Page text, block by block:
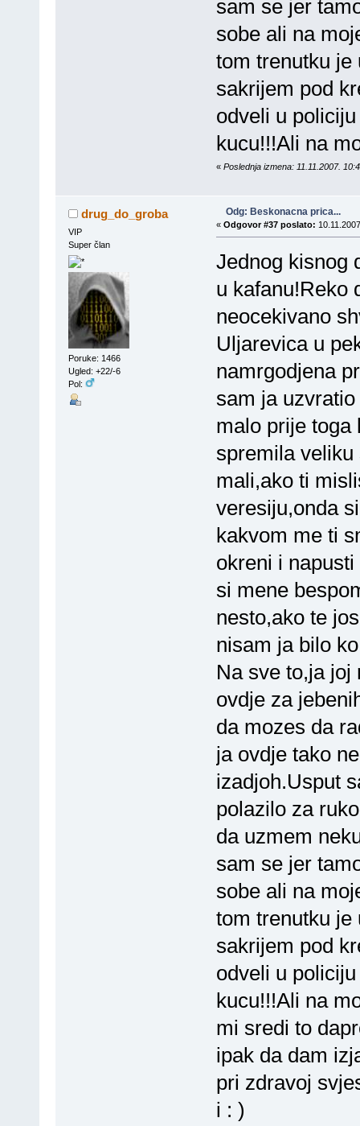
sam se jer
sobe ali na
tom trenutku je
sakrijem pod
odveli u
kucu!!!Ali na
« Poslednja izmena: 11.11.2007.
drug_do_groba
VIP
Super član
Poruke: 1466
Ugled: +22/-6
Pol:
Odg: Beskonacna prica...
« Odgovor #37 poslato:
Jednog kisnog
u kafanu!Reko
neocekivano
Uljarevica u
namrgodjena
sam ja
malo prije toga
spremila veliku
mali,ako ti
veresiju,onda
kakvom me ti
okreni i
si mene
nesto,ako te
nisam ja bilo
Na sve to,ja joj
ovdje za
da mozes da
ja ovdje tako
izadjoh.Usput
polazilo za
da uzmem
sam se jer
sobe ali na
tom trenutku je
sakrijem pod
odveli u
kucu!!!Ali na
mi sredi to
ipak da dam
pri zdravoj
i : )